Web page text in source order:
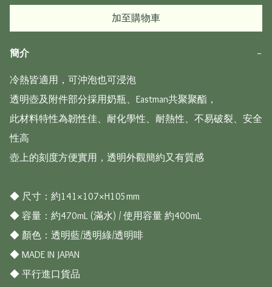
加至購物車
簡介 −
冷熱皆適用，可沖泡也可浸泡
透明壺及附件部分採用奶瓶、Eastman共聚聚酯，
此材料特性為韌性佳、耐化學性、耐熱性、不易破裂、安全
性高
壺上的刻度方便實用，透明外觀簡約又有質感
◆ 尺寸：約141×107×H105mm
◆ 容量：約470mL (滿水) / 使用容量 約400mL
◆ 顏色：透明藍/透明綠/透明啡
◆ MADE IN JAPAN
◆ 平行進口貨品